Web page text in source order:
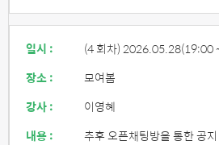
일시 : (4 회차) 2026.05.28(19:00
장소 :
모여봄
강사 :
이영혜
내용 :
추후 오픈채팅방을 통한 공지